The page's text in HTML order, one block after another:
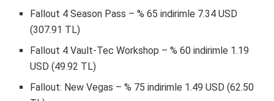
Fallout 4 Season Pass – % 65 indirimle 7.34 USD
(307.91 TL)
Fallout 4 Vault-Tec Workshop – % 60 indirimle 1.19
USD (49.92 TL)
Fallout: New Vegas – % 75 indirimle 1.49 USD (62.50